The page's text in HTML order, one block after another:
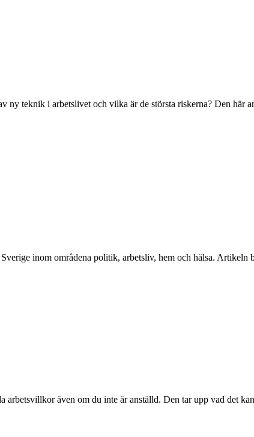
ny teknik i arbetslivet och vilka är de största riskerna? Den
inom områdena politik, arbetsliv, hem och hälsa. Artikeln
även om du inte är anställd. Den tar upp vad det